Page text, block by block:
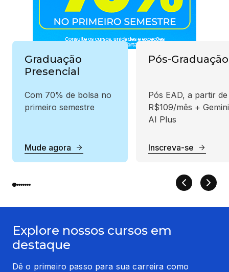
Graduação
Presencial
Com 70% de bolsa no
primeiro semestre
Mude agora
Pós-Graduação
Pós EAD, a partir de
R$109/mês + Gemini
AI Plus
Inscreva-se
Explore nossos cursos em
destaque
Dê o primeiro passo para sua carreira como